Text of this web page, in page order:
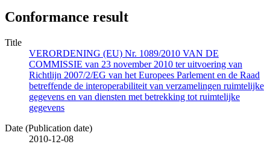
Conformance result
Title
VERORDENING (EU) Nr. 1089/2010 VAN DE
COMMISSIE van 23 november 2010 ter uitvoering van
Richtlijn 2007/2/EG van het Europees Parlement en de Raad
betreffende de interoperabiliteit van verzamelingen ruimtelijke
gegevens en van diensten met betrekking tot ruimtelijke
gegevens
Date (Publication date)
2010-12-08